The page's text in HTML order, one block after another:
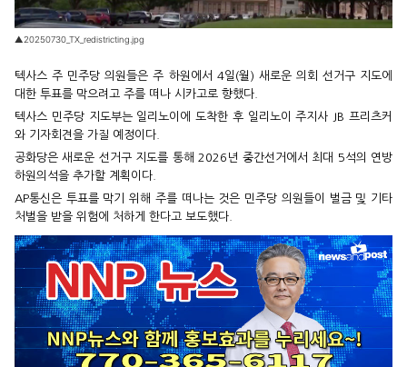
▲20250730_TX_redistricting.jpg
텍사스 주 민주당 의원들은 주 하원에서 4일(월) 새로운 의회 선거구 지도에
대한 투표를 막으려고 주를 떠나 시카고로 향했다.
텍사스 민주당 지도부는 일리노이에 도착한 후 일리노이 주지사 JB 프리츠커
와 기자회견을 가질 예정이다.
공화당은 새로운 선거구 지도를 통해 2026년 중간선거에서 최대 5석의 연방
하원의석을 추가할 계획이다.
AP통신은 투표를 막기 위해 주를 떠나는 것은 민주당 의원들이 벌금 및 기타
처벌을 받을 위험에 처하게 한다고 보도했다.